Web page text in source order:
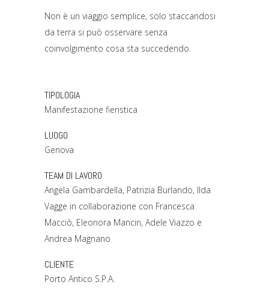
Non è un viaggio semplice, solo staccandosi
da terra si può osservare senza
coinvolgimento cosa sta succedendo.
TIPOLOGIA
Manifestazione fieristica
LUOGO
Genova
TEAM DI LAVORO
Angela Gambardella, Patrizia Burlando, Ilda
Vagge in collaborazione con Francesca
Macciò, Eleonora Mancin, Adele Viazzo e
Andrea Magnano
CLIENTE
Porto Antico S.P.A.